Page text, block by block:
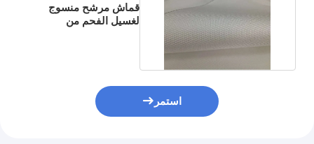
قماش مرشح منسوج
لغسيل الفحم من
استمر